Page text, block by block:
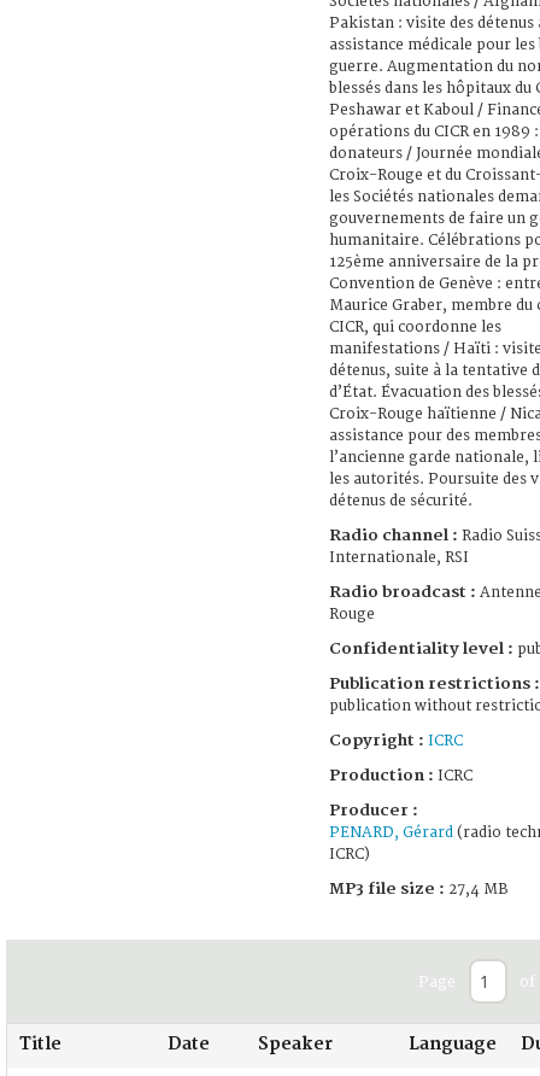
Pakistan : visite des détenus
assistance médicale pour les
guerre. Augmentation du
blessés dans les hôpitaux du
Peshawar et Kaboul /
opérations du CICR en 1989
donateurs / Journée
Croix-Rouge et du
les Sociétés nationales
gouvernements de faire un
humanitaire. Célébrations
125ème anniversaire de la
Convention de Genève :
Maurice Graber, membre du
CICR, qui coordonne les
manifestations / Haïti :
détenus, suite à la tentative
d’État. Évacuation des
Croix-Rouge haïtienne /
assistance pour des
l’ancienne garde nationale,
les autorités. Poursuite des
détenus de sécurité.
Radio channel : Radio
Internationale, RSI
Radio broadcast :
Rouge
Confidentiality level :
Publication restrictions :
publication without
Copyright : ICRC
Production : ICRC
Producer :
PENARD, Gérard(radio
ICRC)
MP3 file size : 27,4 MB
Page of
Title Date Speaker Language